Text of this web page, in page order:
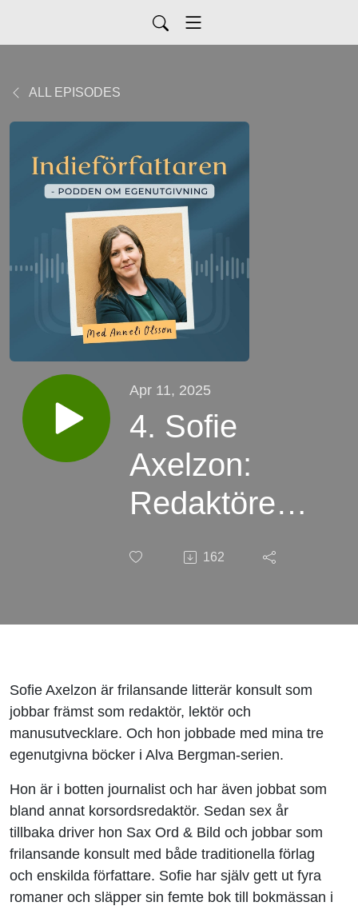
ALL EPISODES
Apr 11, 2025
4. Sofie
Axelzon:
Redaktörens
162
Sofie Axelzon är frilansande litterär konsult som
jobbar främst som redaktör, lektör och
manusutvecklare. Och hon jobbade med mina tre
egenutgivna böcker i Alva Bergman-serien.
Hon är i botten journalist och har även jobbat som
bland annat korsordsredaktör. Sedan sex år
tillbaka driver hon Sax Ord & Bild och jobbar som
frilansande konsult med både traditionella förlag
och enskilda författare. Sofie har själv gett ut fyra
romaner och släpper sin femte bok till bokmässan i